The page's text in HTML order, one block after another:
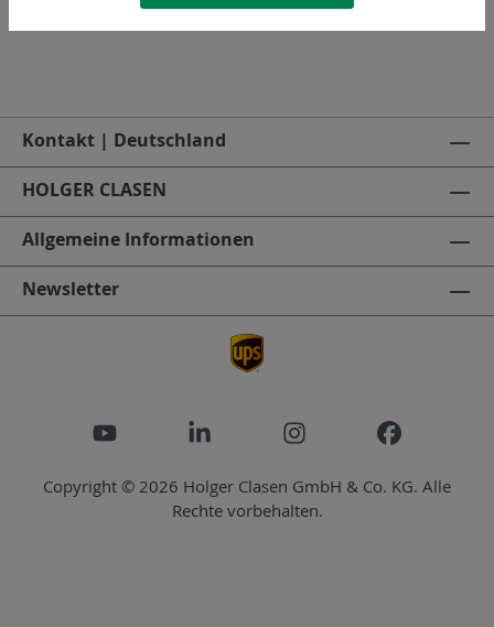
Kontakt | Deutschland
HOLGER CLASEN
Allgemeine Informationen
Newsletter
Copyright © 2026 Holger Clasen GmbH & Co. KG. Alle
Rechte vorbehalten.